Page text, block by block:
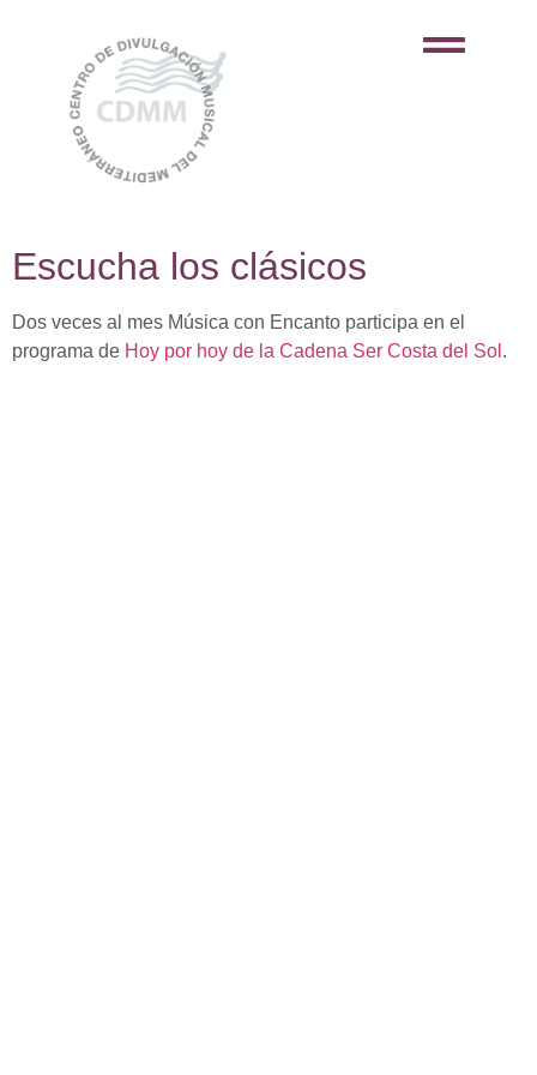
Escucha los clásicos
Dos veces al mes Música con Encanto participa en el
programa de Hoy por hoy de la Cadena Ser Costa del Sol .